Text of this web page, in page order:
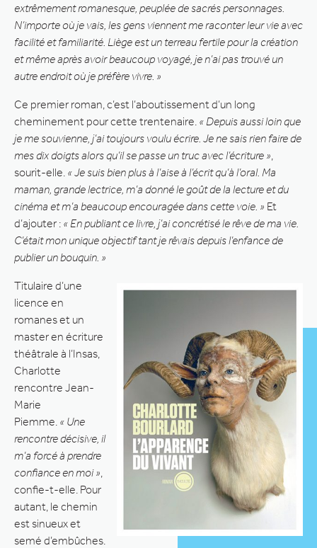
extrêmement romanesque, peuplée de sacrés personnages.
N’importe où je vais, les gens viennent me raconter leur vie avec
facilité et familiarité. Liège est un terreau fertile pour la création
et même après avoir beaucoup voyagé, je n’ai pas trouvé un
autre endroit où je préfère vivre. »
Ce premier roman, c’est l’aboutissement d’un long
cheminement pour cette trentenaire. « Depuis aussi loin que
je me souvienne, j’ai toujours voulu écrire. Je ne sais rien faire de
mes dix doigts alors qu’il se passe un truc avec l’écriture »
sourit-elle. « Je suis bien plus à l’aise à l’écrit qu’à l’oral. Ma
maman, grande lectrice, m’a donné le goût de la lecture et du
cinéma et m’a beaucoup encouragée dans cette voie. » Et
d’ajouter : « En publiant ce livre, j’ai concrétisé le rêve de ma vie.
C’était mon unique objectif tant je rêvais depuis l’enfance de
publier un bouquin. »
Titulaire d’une
licence en
romanes et un
master en écriture
théâtrale à l’Insas,
Charlotte
rencontre Jean-
Marie
Piemme. « Une
rencontre décisive, il
m’a forcé à prendre
confiance en moi »
confie-t-elle. Pour
autant, le chemin
est sinueux et
semé d’embûches.